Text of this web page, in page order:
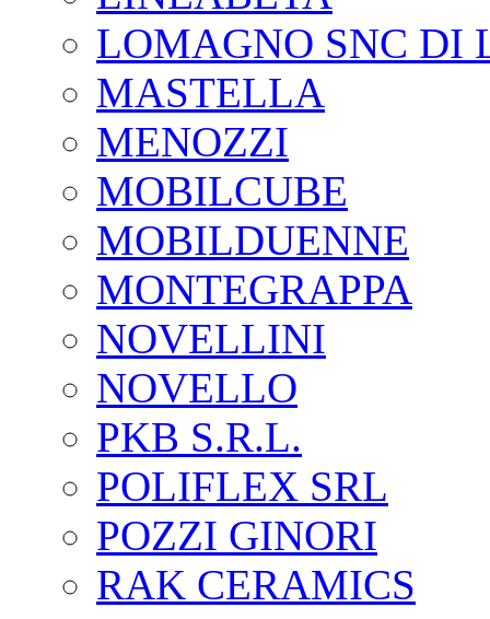
LOMAGNO SNC DI
MASTELLA
MENOZZI
MOBILCUBE
MOBILDUENNE
MONTEGRAPPA
NOVELLINI
NOVELLO
PKB S.R.L.
POLIFLEX SRL
POZZI GINORI
RAK CERAMICS